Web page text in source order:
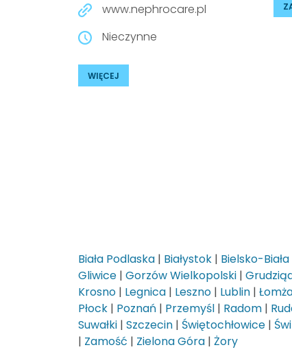
www.nephrocare.pl
Nieczynne
WIĘCEJ
Biała Podlaska | Białystok | Bielsko-Biała
Gliwice | Gorzów Wielkopolski |
Krosno | Legnica | Leszno | Lublin |
Płock | Poznań | Przemyśl | Radom |
Suwałki | Szczecin | Świętochłowice |
| Zamość | Zielona Góra | Żory